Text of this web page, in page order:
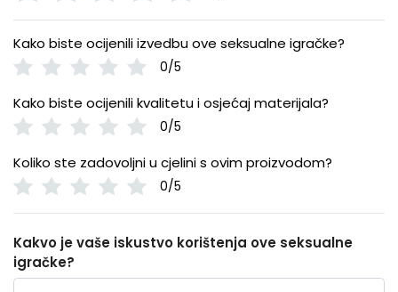
Kako biste ocijenili izvedbu ove seksualne igračke?
0/5
Kako biste ocijenili kvalitetu i osjećaj materijala?
0/5
Koliko ste zadovoljni u cjelini s ovim proizvodom?
0/5
Kakvo je vaše iskustvo korištenja ove seksualne
igračke?